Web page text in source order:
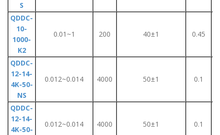
S
QDDC-
10-
1000-
K2
0.01~1 200 40±1 0.45
QDDC-
12-14-
4K-50-
NS
0.012~0.014 4000 50±1 0.1
QDDC-
12-14-
4K-50-
0.012~0.014 4000 50±1 0.1